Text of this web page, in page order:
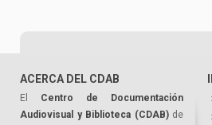
ACERCA DEL CDAB
El Centro de Documentación
Audiovisual y Biblioteca (CDAB)de